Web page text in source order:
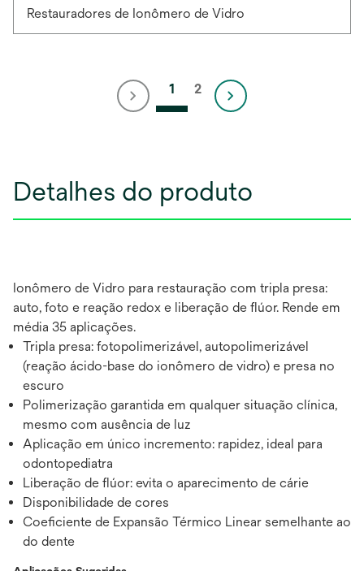
Restauradores de Ionômero de Vidro
1 2
Detalhes do produto
Ionômero de Vidro para restauração com tripla presa:
auto, foto e reação redox e liberação de flúor. Rende em
média 35 aplicações.
Tripla presa: fotopolimerizável, autopolimerizável
(reação ácido-base do ionômero de vidro) e presa no
escuro
Polimerização garantida em qualquer situação clínica,
mesmo com ausência de luz
Aplicação em único incremento: rapidez, ideal para
odontopediatra
Liberação de flúor: evita o aparecimento de cárie
Disponibilidade de cores
Coeficiente de Expansão Térmico Linear semelhante ao
do dente